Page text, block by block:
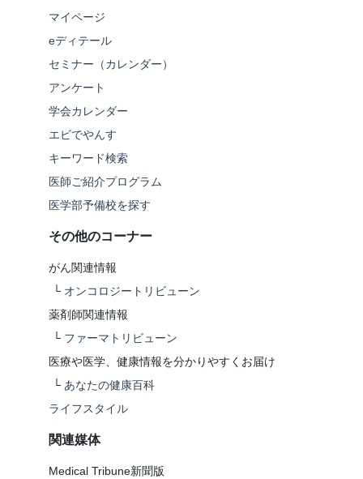
マイページ
eディテール
セミナー（カレンダー）
アンケート
学会カレンダー
エビでやんす
キーワード検索
医師ご紹介プログラム
医学部予備校を探す
その他のコーナー
がん関連情報
└ オンコロジートリビューン
薬剤師関連情報
└ ファーマトリビューン
医療や医学、健康情報を分かりやすくお届け
└ あなたの健康百科
ライフスタイル
関連媒体
Medical Tribune新聞版